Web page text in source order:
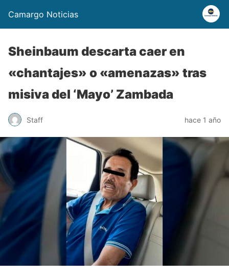
Camargo Noticias
Sheinbaum descarta caer en
«chantajes» o «amenazas» tras
misiva del ‘Mayo’ Zambada
Staff hace 1 año